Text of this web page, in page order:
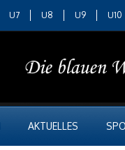
U7 U8 U9 U10
AKTUELLES